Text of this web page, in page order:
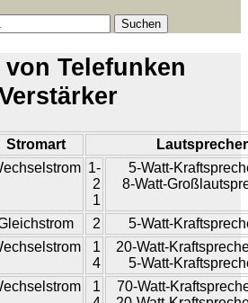
Telefunken
Stromart
Lautsprecher
1-
2
1
5-Watt-
8-Watt-
2
5-Watt-
1
4
20-Watt-
5-Watt-
1
70-Watt-